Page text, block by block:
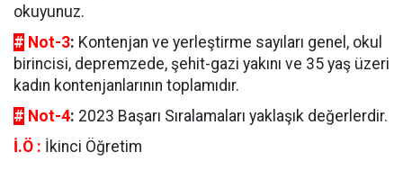
okuyunuz.
# Not-3: Kontenjan ve yerleştirme sayıları genel, okul
birincisi, depremzede, şehit-gazi yakını ve 35 yaş üzeri
kadın kontenjanlarının toplamıdır.
# Not-4: 2023 Başarı Sıralamaları yaklaşık değerlerdir.
İ.Ö : İkinci Öğretim